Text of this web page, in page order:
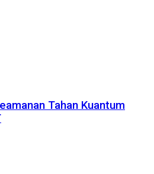
Tahan Kuantum